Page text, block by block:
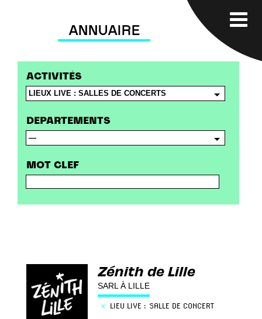
ANNUAIRE
ACTIVITÉS
DEPARTEMENTS
MOT CLEF
Zénith de Lille
SARL À LILLE
× LIEU LIVE : SALLE DE CONCERT